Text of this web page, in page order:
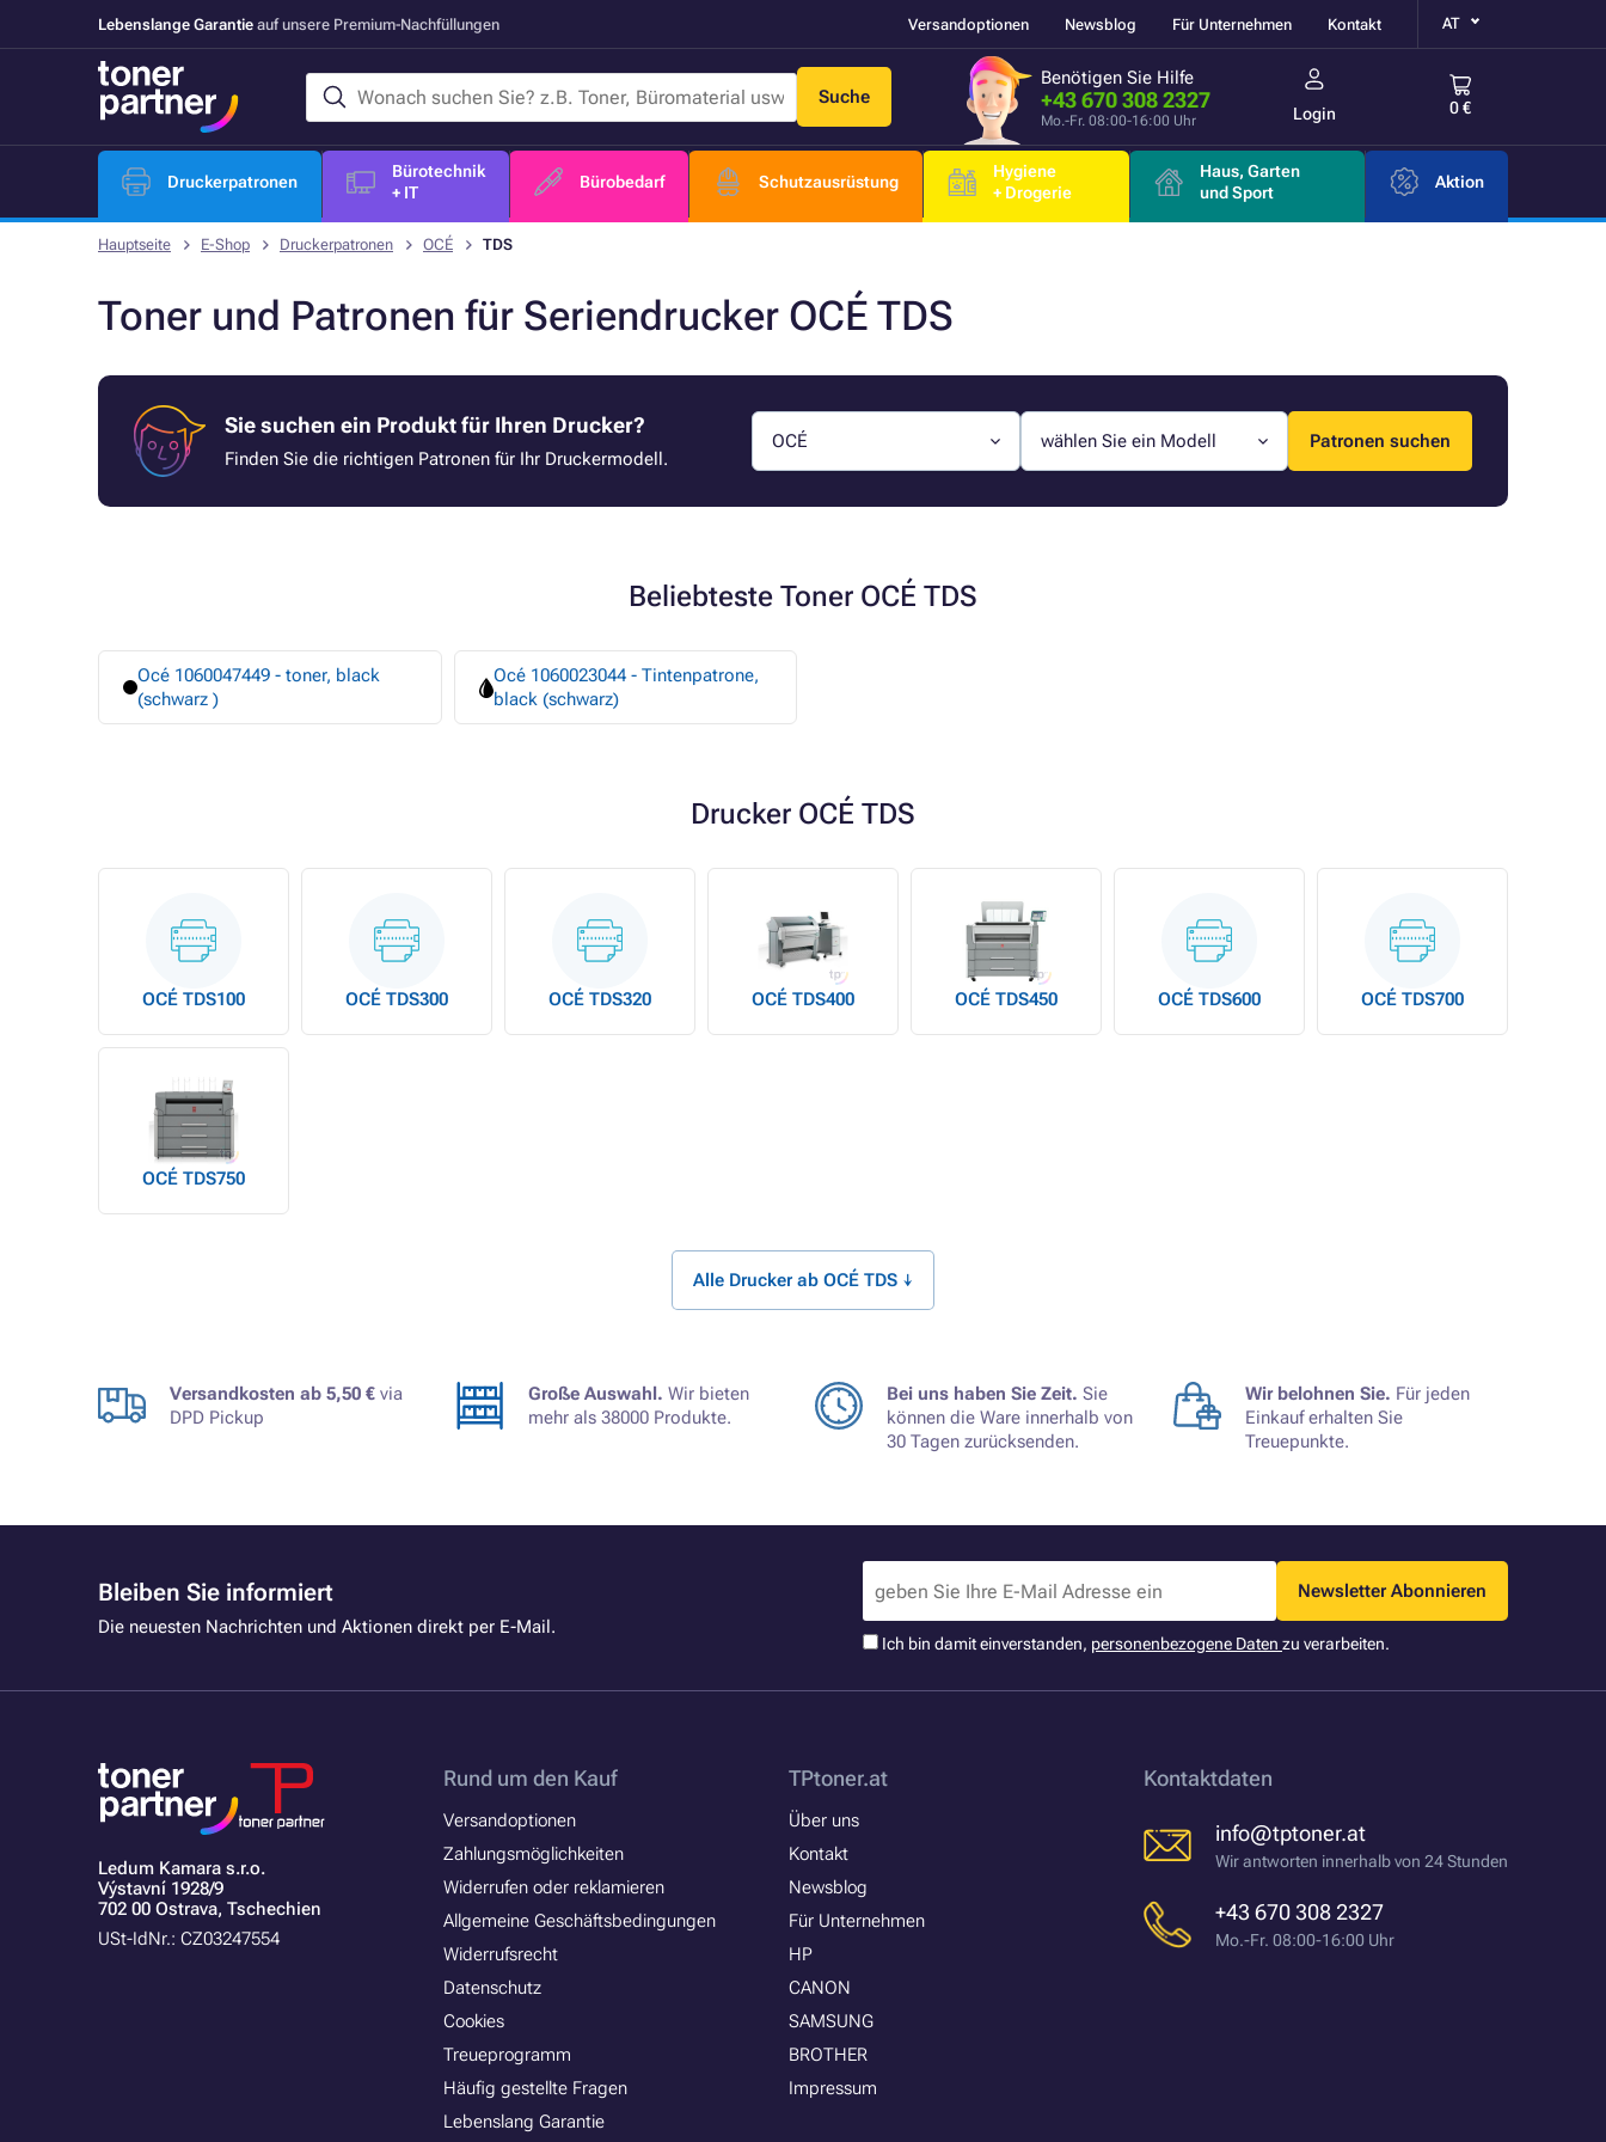
Lebenslange Garantie auf unsere Premium-Nachfüllungen Versandoptionen Newsblog Für Unternehmen Kontakt AT
Suche
Benötigen Sie Hilfe
+43 670 308 2327
Mo.-Fr. 08:00-16:00 Uhr Login 0 €
Druckerpatronen
Bürotechnik
+ IT
Bürobedarf Schutzausrüstung
Hygiene
+ Drogerie
Haus, Garten
und Sport
Aktion
Hauptseite E-Shop Druckerpatronen OCÉ TDS
Toner und Patronen für Seriendrucker OCÉ TDS
Sie suchen ein Produkt für Ihren Drucker?
Finden Sie die richtigen Patronen für Ihr Druckermodell.
OCÉ wählen Sie ein Modell Patronen suchen
Beliebteste Toner OCÉ TDS
Océ 1060047449 - toner, black
(schwarz )
Océ 1060023044 - Tintenpatrone,
black (schwarz)
Drucker OCÉ TDS
OCÉ TDS100 OCÉ TDS300 OCÉ TDS320 OCÉ TDS400 OCÉ TDS450 OCÉ TDS600 OCÉ TDS700
OCÉ TDS750
Alle Drucker ab OCÉ TDS ↓
Versandkosten ab 5,50 € via
DPD Pickup
Große Auswahl. Wir bieten
mehr als 38000 Produkte.
Bei uns haben Sie Zeit. Sie
können die Ware innerhalb von
30 Tagen zurücksenden.
Wir belohnen Sie. Für jeden
Einkauf erhalten Sie
Treuepunkte.
Bleiben Sie informiert
Die neuesten Nachrichten und Aktionen direkt per E-Mail.
Newsletter Abonnieren
Ich bin damit einverstanden, personenbezogene Daten zu verarbeiten.
Ledum Kamara s.r.o.
Výstavní 1928/9
702 00 Ostrava, Tschechien
USt-IdNr.: CZ03247554
Rund um den Kauf
Versandoptionen
Zahlungsmöglichkeiten
Widerrufen oder reklamieren
Allgemeine Geschäftsbedingungen
Widerrufsrecht
Datenschutz
Cookies
Treueprogramm
Häufig gestellte Fragen
Lebenslang Garantie
TPtoner.at
Über uns
Kontakt
Newsblog
Für Unternehmen
HP
CANON
SAMSUNG
BROTHER
Impressum
Kontaktdaten
info@tptoner.at
Wir antworten innerhalb von 24 Stunden
+43 670 308 2327
Mo.-Fr. 08:00-16:00 Uhr